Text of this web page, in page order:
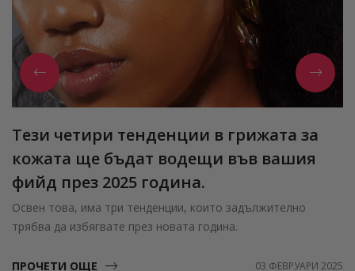
Тези четири тенденции в грижата за
кожата ще бъдат водещи във вашия
фийд през 2025 година.
Освен това, има три тенденции, които задължително
трябва да избягвате през новата година.
ПРОЧЕТИ ОЩЕ 03 ФЕВРУАРИ 2025